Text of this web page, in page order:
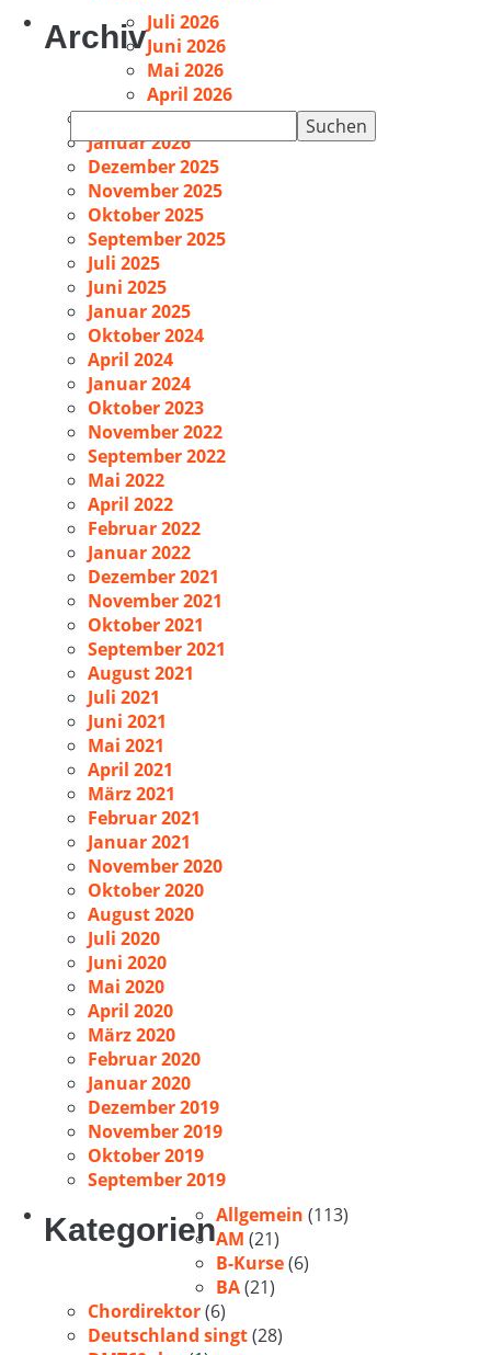
Suchen
nach:
ArchivJuli 2026
Juni 2026
Mai 2026
April 2026
Februar 2026
Januar 2026
Dezember 2025
November 2025
Oktober 2025
September 2025
Juli 2025
Juni 2025
Januar 2025
Oktober 2024
April 2024
Januar 2024
Oktober 2023
November 2022
September 2022
Mai 2022
April 2022
Februar 2022
Januar 2022
Dezember 2021
November 2021
Oktober 2021
September 2021
August 2021
Juli 2021
Juni 2021
Mai 2021
April 2021
März 2021
Februar 2021
Januar 2021
November 2020
Oktober 2020
August 2020
Juli 2020
Juni 2020
Mai 2020
April 2020
März 2020
Februar 2020
Januar 2020
Dezember 2019
November 2019
Oktober 2019
September 2019
KategorienAllgemein (113)
AM (21)
B-Kurse(6)
BA(21)
Chordirektor(6)
Deutschland singt(28)